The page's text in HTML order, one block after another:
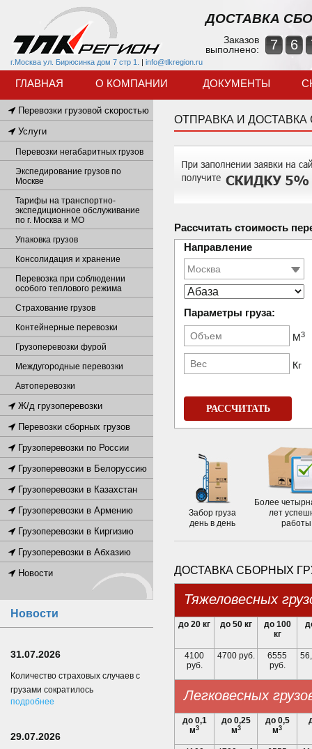
г.Москва ул. Бирюсинка дом 7 стр 1. | info@tlkregion.ru
ДОСТАВКА
Заказов
выполнено:
7 6
ГЛАВНАЯ О КОМПАНИИ ДОКУМЕНТЫ
ОТПРАВКА И
Рассчитать стоимость
Направление
Параметры груза:
М3
Кг
РАССЧИТАТЬ
Забор груза
день в день
Более
лет
работы
ДОСТАВКА СБОРНЫХ
Тяжеловесных
до 20 кг до 50 кг
до 100
кг
4100
руб.
4700 руб.
6555
руб.
Легковесных
до 0,1
м3
до 0,25
м3
до 0,5
м3
Перевозки грузовой скоростью
Услуги
Перевозки негабаритных грузов
Экспедирование грузов по
Москве
Тарифы на транспортно-
экспедиционное обслуживание
по г. Москва и МО
Упаковка грузов
Консолидация и хранение
Перевозка при соблюдении
особого теплового режима
Страхование грузов
Контейнерные перевозки
Грузоперевозки фурой
Междугородные перевозки
Автоперевозки
Ж/д грузоперевозки
Перевозки сборных грузов
Грузоперевозки по России
Грузоперевозки в Белоруссию
Грузоперевозки в Казахстан
Грузоперевозки в Армению
Грузоперевозки в Киргизию
Грузоперевозки в Абхазию
Новости
Новости
31.07.2026
Количество страховых случаев с
грузами сократилось
подробнее
29.07.2026